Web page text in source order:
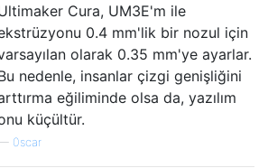
Cura, UM3E'm ile
0.4 mm'lik bir nozul için
olarak 0.35 mm'ye ayarlar.
nedenle, insanlar çizgi genişliğini
eğiliminde olsa da, yazılım
​​küçültür.
0scar